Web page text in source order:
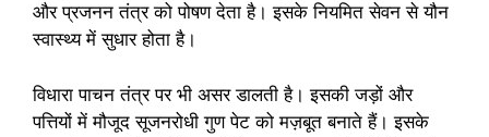
और प्रजनन तंत्र को पोषण देता है। इसके नियमित सेवन से यौन
स्वास्थ्य में सुधार होता है।
विधारा पाचन तंत्र पर भी असर डालती है। इसकी जड़ों और
पत्तियों में मौजूद सूजनरोधी गुण पेट को मज़बूत बनाते हैं। इसके